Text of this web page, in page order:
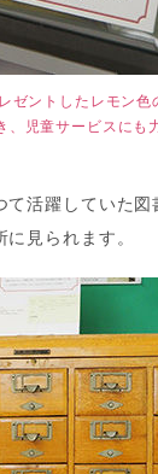
ゼントしたレモン色
児童サービスにも
活躍していた
見られます。